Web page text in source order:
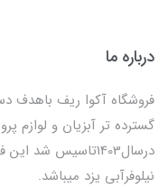
درباره ما
فروشگاه آکوا ریف باهدف
گسترده تر آبزیان و لوازم
درسال1403تاسیس
نیلوفرآبی یزد میباشد.